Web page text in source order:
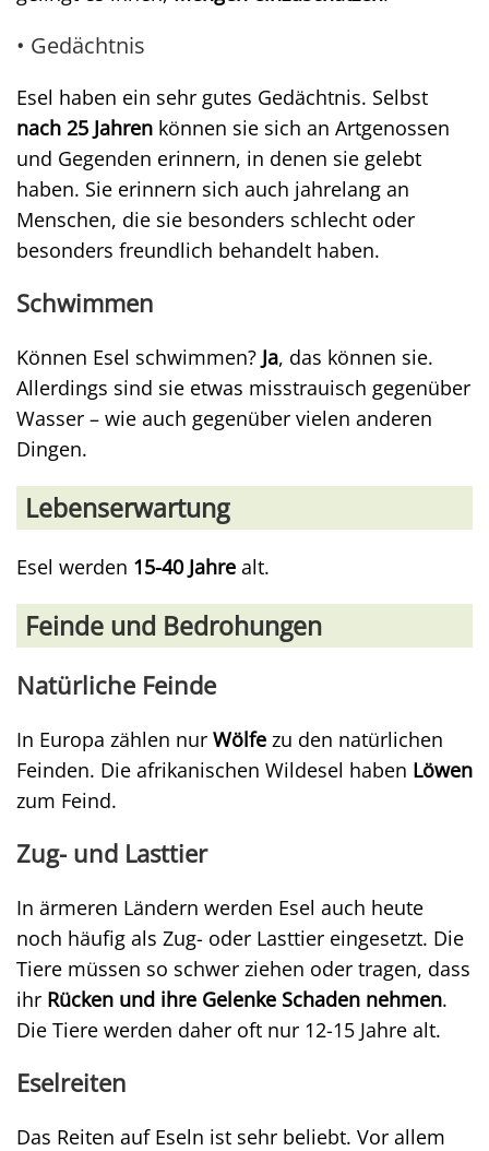
• Gedächtnis
Esel haben ein sehr gutes Gedächtnis. Selbst
nach 25 Jahren können sie sich an Artgenossen
und Gegenden erinnern, in denen sie gelebt
haben. Sie erinnern sich auch jahrelang an
Menschen, die sie besonders schlecht oder
besonders freundlich behandelt haben.
Schwimmen
Können Esel schwimmen? Ja, das können sie.
Allerdings sind sie etwas misstrauisch gegenüber
Wasser – wie auch gegenüber vielen anderen
Dingen.
Lebenserwartung
Esel werden 15-40 Jahre alt.
Feinde und Bedrohungen
Natürliche Feinde
In Europa zählen nur Wölfe zu den natürlichen
Feinden. Die afrikanischen Wildesel haben Löwen
zum Feind.
Zug- und Lasttier
In ärmeren Ländern werden Esel auch heute
noch häufig als Zug- oder Lasttier eingesetzt. Die
Tiere müssen so schwer ziehen oder tragen, dass
ihr Rücken und ihre Gelenke Schaden nehmen.
Die Tiere werden daher oft nur 12-15 Jahre alt.
Eselreiten
Das Reiten auf Eseln ist sehr beliebt. Vor allem